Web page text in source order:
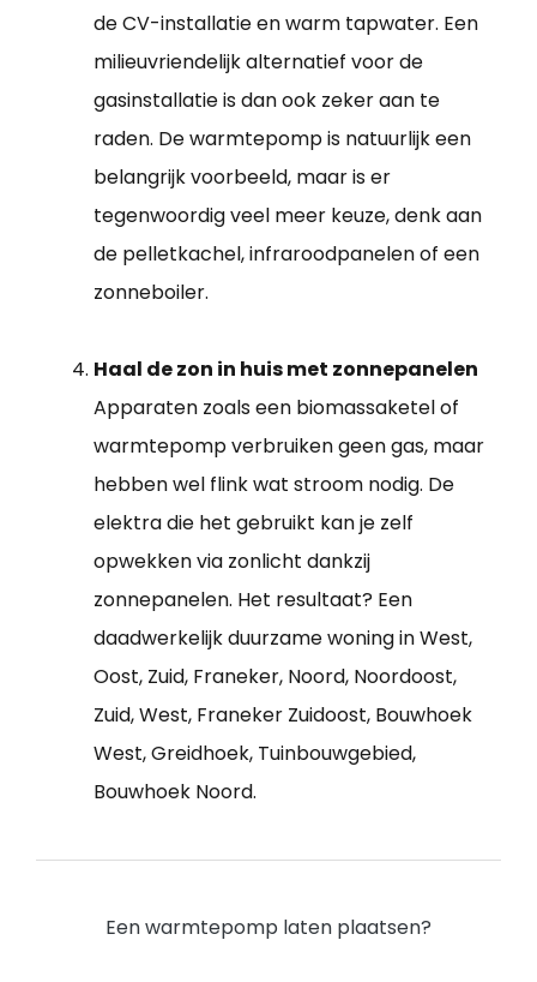
de CV-installatie en warm tapwater. Een
milieuvriendelijk alternatief voor de
gasinstallatie is dan ook zeker aan te
raden. De warmtepomp is natuurlijk een
belangrijk voorbeeld, maar is er
tegenwoordig veel meer keuze, denk aan
de pelletkachel, infraroodpanelen of een
zonneboiler.
Haal de zon in huis met zonnepanelen
Apparaten zoals een biomassaketel of
warmtepomp verbruiken geen gas, maar
hebben wel flink wat stroom nodig. De
elektra die het gebruikt kan je zelf
opwekken via zonlicht dankzij
zonnepanelen. Het resultaat? Een
daadwerkelijk duurzame woning in West,
Oost, Zuid, Franeker, Noord, Noordoost,
Zuid, West, Franeker Zuidoost, Bouwhoek
West, Greidhoek, Tuinbouwgebied,
Bouwhoek Noord.
Een warmtepomp laten plaatsen?